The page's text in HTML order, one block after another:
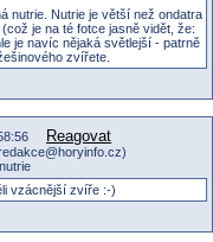
nutrie. Nutrie je větší než ondatra
je na té fotce jasně vidět, že:
je navíc nějaká světlejší - patrně
zvířete.
Reagovat
vzácnější zvíře :-)